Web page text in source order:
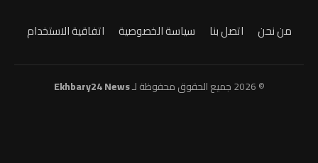
من نحن اتصل بنا سياسة الخصوصية اتفاقية الاستخدام
© 2026 جميع الحقوق محفوظة لـ Ekhbary24 News